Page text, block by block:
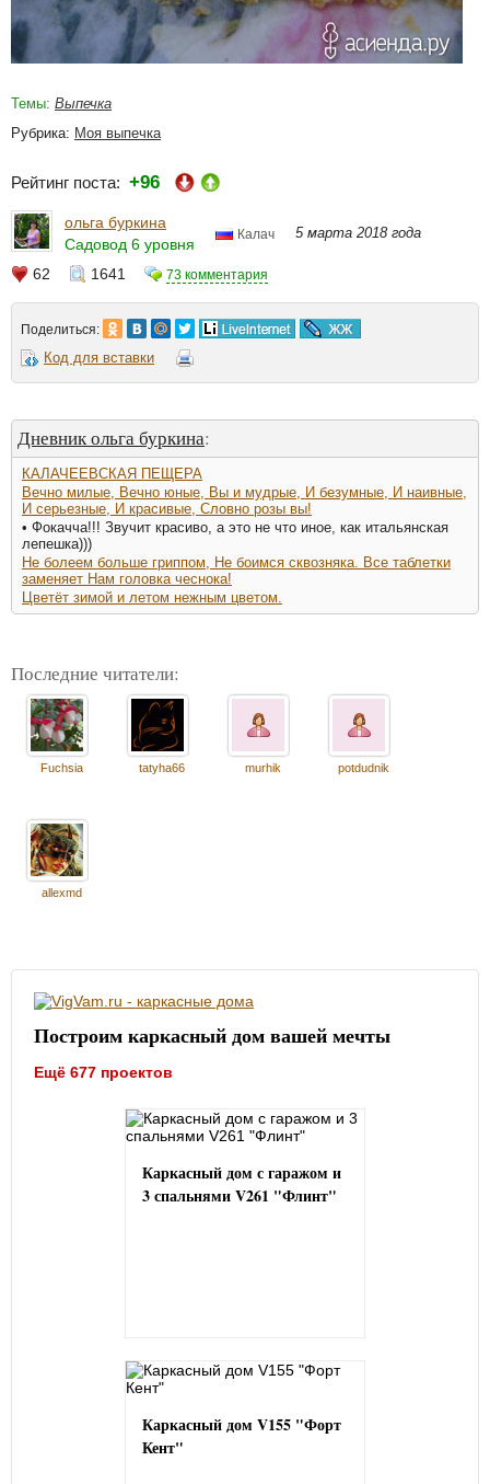
Темы: Выпечка
Рубрика: Моя выпечка
Рейтинг поста: +96
ольга буркина
Садовод 6 уровня
Калач 5 марта 2018 года
62 1641 73 комментария
Поделиться:
Код для вставки
Дневник ольга буркина:
КАЛАЧЕЕВСКАЯ ПЕЩЕРА
Вечно милые, Вечно юные, Вы и мудрые, И безумные, И наивные,
И серьезные, И красивые, Словно розы вы!
• Фокачча!!! Звучит красиво, а это не что иное, как итальянская
лепешка)))
Не болеем больше гриппом, Не боимся сквозняка. Все таблетки
заменяет Нам головка чеснока!
Цветёт зимой и летом нежным цветом.
Последние читатели:
Fuchsia tatyha66 murhik potdudnik
allexmd
Построим каркасный дом вашей мечты
Ещё 677 проектов
Каркасный дом с гаражом и
3 спальнями V261 "Флинт"
Каркасный дом V155 "Форт
Кент"